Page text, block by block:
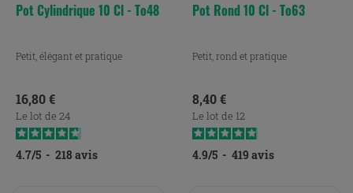
Pot Cylindrique 10 Cl - To48
Petit, élégant et pratique
Prix
16,80 €
Le lot de 24
4.7/5 - 218 avis
Pot Rond 10 Cl - To63
Petit, rond et pratique
Prix
8,40 €
Le lot de 12
4.9/5 - 419 avis